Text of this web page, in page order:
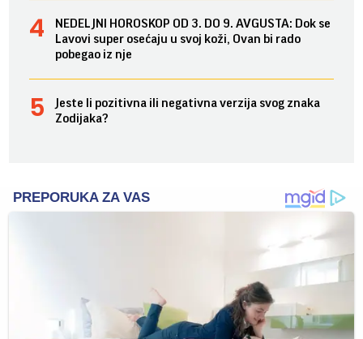
NEDELJNI HOROSKOP OD 3. DO 9. AVGUSTA: Dok se
Lavovi super osećaju u svoj koži, Ovan bi rado
pobegao iz nje
Jeste li pozitivna ili negativna verzija svog znaka
Zodijaka?